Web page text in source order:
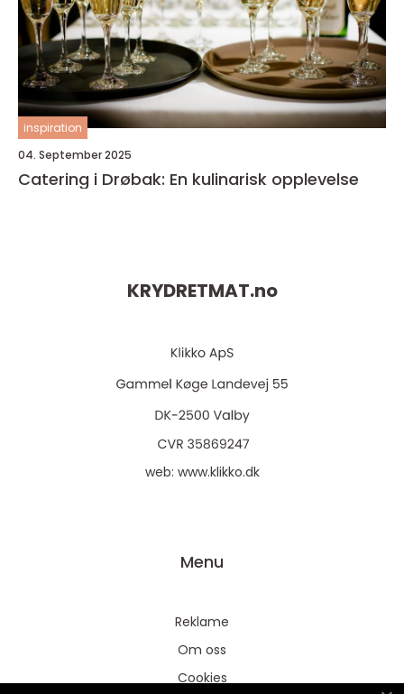
inspiration
04. September 2025
Catering i Drøbak: En kulinarisk opplevelse
KRYDRETMAT.no
web: www.klikko.dk
Menu
Reklame
Om oss
Cookies